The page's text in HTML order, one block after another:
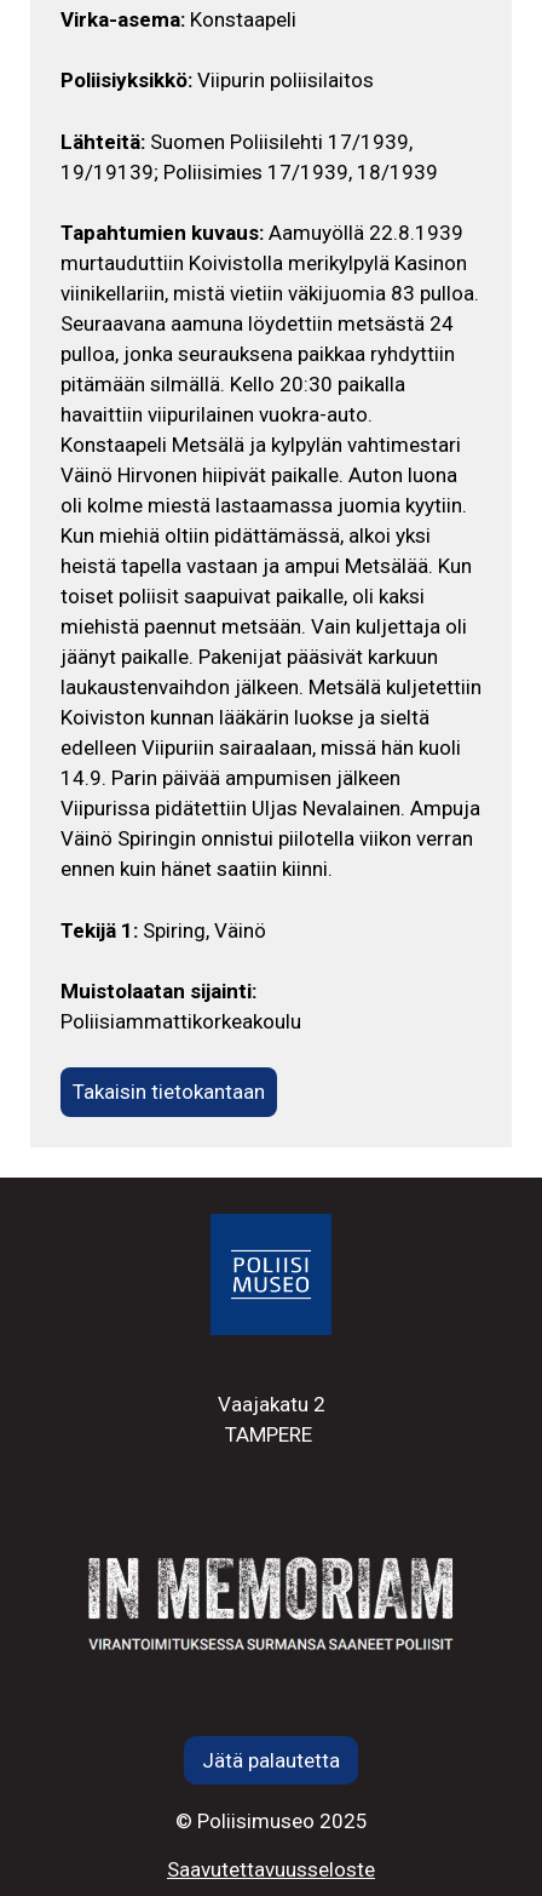
Virka-asema: Konstaapeli
Poliisiyksikkö: Viipurin poliisilaitos
Lähteitä: Suomen Poliisilehti 17/1939,
19/19139; Poliisimies 17/1939, 18/1939
Tapahtumien kuvaus: Aamuyöllä 22.8.1939
murtauduttiin Koivistolla merikylpylä Kasinon
viinikellariin, mistä vietiin väkijuomia 83 pulloa.
Seuraavana aamuna löydettiin metsästä 24
pulloa, jonka seurauksena paikkaa ryhdyttiin
pitämään silmällä. Kello 20:30 paikalla
havaittiin viipurilainen vuokra-auto.
Konstaapeli Metsälä ja kylpylän vahtimestari
Väinö Hirvonen hiipivät paikalle. Auton luona
oli kolme miestä lastaamassa juomia kyytiin.
Kun miehiä oltiin pidättämässä, alkoi yksi
heistä tapella vastaan ja ampui Metsälää. Kun
toiset poliisit saapuivat paikalle, oli kaksi
miehistä paennut metsään. Vain kuljettaja oli
jäänyt paikalle. Pakenijat pääsivät karkuun
laukaustenvaihdon jälkeen. Metsälä kuljetettiin
Koiviston kunnan lääkärin luokse ja sieltä
edelleen Viipuriin sairaalaan, missä hän kuoli
14.9. Parin päivää ampumisen jälkeen
Viipurissa pidätettiin Uljas Nevalainen. Ampuja
Väinö Spiringin onnistui piilotella viikon verran
ennen kuin hänet saatiin kiinni.
Tekijä 1: Spiring, Väinö
Muistolaatan sijainti:
Poliisiammattikorkeakoulu
Takaisin tietokantaan
Vaajakatu 2
TAMPERE
Jätä palautetta
© Poliisimuseo 2025
Saavutettavuusseloste